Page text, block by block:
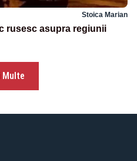
Stoica Marian
rusesc asupra regiunii
Multe